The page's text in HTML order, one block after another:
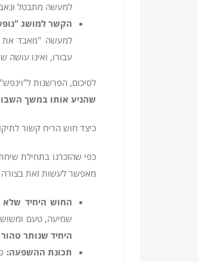
למעשה מתבטל
הקשר למושג
למעשה "מאבד את
עבורו, ואינו עושה
לסיכום, הפרשנות
שהניע אותו במשך
כיצד חוש הריח קשור
כפי שהזכרנו בתחילת
מאפשר לעשות זאת
החוש היחיד
שמיעה, טעם
היחיד שנותר
תכונת ההשפעה: